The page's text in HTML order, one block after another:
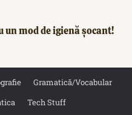
mod de igienă șocant!
Gramatică/Vocabular
Tech Stuff